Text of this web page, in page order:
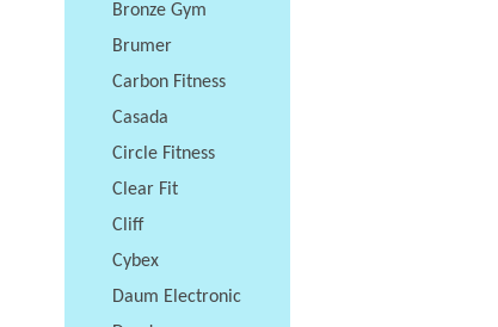
Bronze Gym
Brumer
Carbon Fitness
Casada
Circle Fitness
Clear Fit
Cliff
Cybex
Daum Electronic